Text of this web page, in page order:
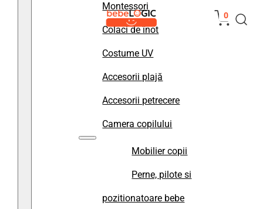
Montessori
Colaci de înot
Costume UV
Accesorii plajă
Accesorii petrecere
Camera copilului
Mobilier copii
Perne, pilote si
pozitionatoare bebe
0